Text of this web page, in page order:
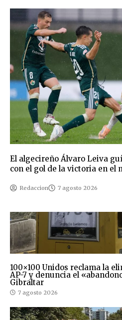
El algecireño Álvaro Leiva
con el gol de la victoria en el
Redaccion 7 agosto 2026
100×100 Unidos reclama la
AP-7 y denuncia el
Gibraltar
7 agosto 2026